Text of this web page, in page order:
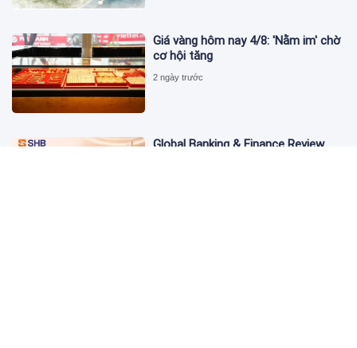
Giá vàng hôm nay 4/8: 'Nằm im' chờ
cơ hội tăng
2 ngày trước
Global Banking & Finance Review